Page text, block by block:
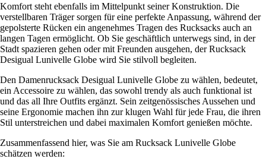
Komfort steht ebenfalls im Mittelpunkt seiner Konstruktion. Die
verstellbaren Träger sorgen für eine perfekte Anpassung, während der
gepolsterte Rücken ein angenehmes Tragen des Rucksacks auch an
langen Tagen ermöglicht. Ob Sie geschäftlich unterwegs sind, in der
Stadt spazieren gehen oder mit Freunden ausgehen, der Rucksack
Desigual Lunivelle Globe wird Sie stilvoll begleiten.
Den Damenrucksack Desigual Lunivelle Globe zu wählen, bedeutet,
ein Accessoire zu wählen, das sowohl trendy als auch funktional ist
und das all Ihre Outfits ergänzt. Sein zeitgenössisches Aussehen und
seine Ergonomie machen ihn zur klugen Wahl für jede Frau, die ihren
Stil unterstreichen und dabei maximalen Komfort genießen möchte.
Zusammenfassend hier, was Sie am Rucksack Lunivelle Globe
schätzen werden: